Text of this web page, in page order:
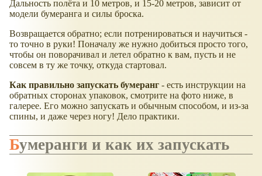
Дальность полёта и 10 метров, и 15-20 метров, зависит от
модели бумеранга и силы броска.
Возвращается обратно; если потренироваться и научиться -
то точно в руки! Поначалу же нужно добиться просто того,
чтобы он поворачивал и летел обратно к вам, пусть и не
совсем в ту же точку, откуда стартовал.
Как правильно запускать бумеранг - есть инструкции на
обратных сторонах упаковок, смотрите на фото ниже, в
галерее. Его можно запускать и обычным способом, и из-за
спины, и даже через ногу! Дело практики.
Бумеранги и как их запускать